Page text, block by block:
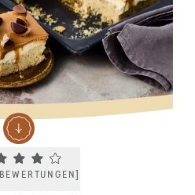
Current rating 4.0. Click to rate.
BEWERTUNGEN